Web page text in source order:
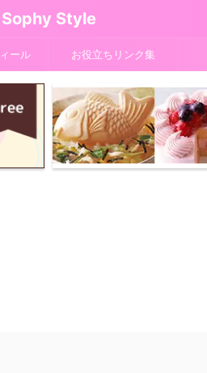
Sophy Style
ール お役立ちリンク集